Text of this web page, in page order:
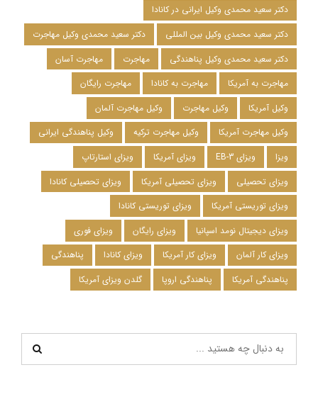
دکتر سعید محمدی وکیل ایرانی در کانادا
دکتر سعید محمدی وکیل بین المللی
دکتر سعید محمدی وکیل مهاجرت
دکتر سعید محمدی وکیل پناهندگی
مهاجرت
مهاجرت آسان
مهاجرت به آمریکا
مهاجرت به کانادا
مهاجرت رایگان
وکیل آمریکا
وکیل مهاجرت
وکیل مهاجرت آلمان
وکیل مهاجرت آمریکا
وکیل مهاجرت ترکیه
وکیل پناهندگی ایرانی
ویزا
ویزای EB-3 ویزای آمریکا
ویزای استارتاپ
ویزای تحصیلی
ویزای تحصیلی آمریکا
ویزای تحصیلی کانادا
ویزای توریستی آمریکا
ویزای توریستی کانادا
ویزای دیجیتال نومد اسپانیا
ویزای رایگان
ویزای فوری
ویزای کار آلمان
ویزای کار آمریکا ویزای کانادا
پناهندگی
پناهندگی آمریکا
پناهندگی اروپا گلدن ویزای آمریکا